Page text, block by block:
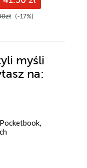
(-17%)
myśli
na: